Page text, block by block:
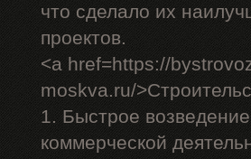
что сделало их
проектов.
<a href=https://
moskva.ru/
1. Быстрое
коммерческой